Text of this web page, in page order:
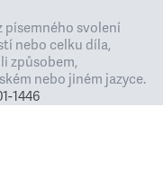
písemného svolení
nebo celku díla,
způsobem,
nebo jiném jazyce.
1446